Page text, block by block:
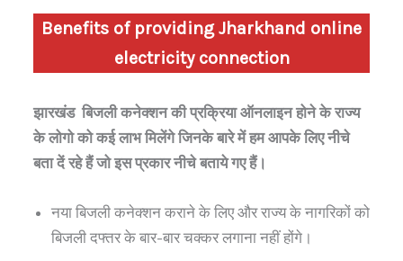
Benefits of providingJharkhand online
electricity connection
झारखंड बिजली कनेक्शन की प्रक्रिया ऑनलाइन होने के राज्य
के लोगो को कई लाभ मिलेंगे जिनके बारे में हम आपके लिए नीचे
बता दें रहे हैं जो इस प्रकार नीचे बताये गए हैं।
नया बिजली कनेक्शन कराने के लिए और राज्य के नागरिकों को
बिजली दफ्तर के बार-बार चक्कर लगाना नहीं होंगे।